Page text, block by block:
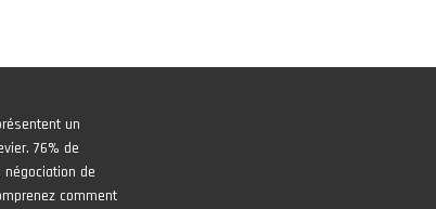
un
76% de
de
comment